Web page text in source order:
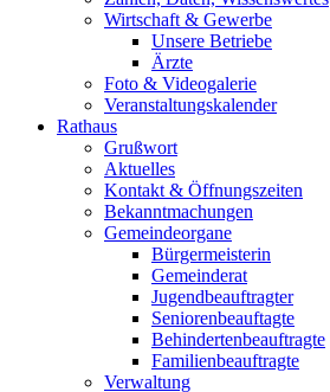
Wirtschaft & Gewerbe
Unsere Betriebe
Ärzte
Foto & Videogalerie
Veranstaltungskalender
Rathaus
Grußwort
Aktuelles
Kontakt & Öffnungszeiten
Bekanntmachungen
Gemeindeorgane
Bürgermeisterin
Gemeinderat
Jugendbeauftragter
Seniorenbeauftagte
Behindertenbeauftragte
Familienbeauftragte
Verwaltung